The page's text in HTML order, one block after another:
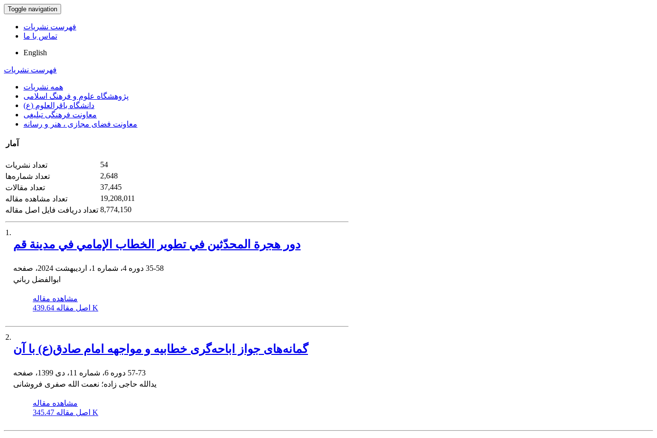
Toggle navigation
فهرست نشریات
تماس با ما
English
فهرست نشریات
همه نشریات
پژوهشگاه علوم و فرهنگ اسلامی
دانشگاه باقرالعلوم (ع)
معاونت فرهنگی تبلیغی
معاونت فضای مجازی ، هنر و رسانه
آمار
تعداد نشریات
54
تعداد شماره‌ها
2,648
تعداد مقالات
37,445
تعداد مشاهده مقاله
19,208,011
تعداد دریافت فایل اصل مقاله 8,774,150
1.
دور هجرة المحدّثين في تطوير الخطاب الإمامي في مدینة قم
35-58
ابوالفضل رباني
مشاهده مقاله
اصل مقاله 439.64 K
2.
گمانه‌های جواز اباحه‌گری خطابیه و مواجهه امام صادق(ع) با آن
57-73
یدالله حاجی زاده؛ نعمت الله صفری فروشانی
مشاهده مقاله
اصل مقاله 345.47 K